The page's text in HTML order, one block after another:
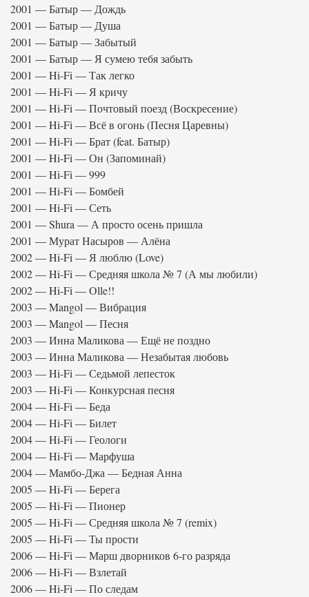
2001 — Батыр — Дождь
2001 — Батыр — Душа
2001 — Батыр — Забытый
2001 — Батыр — Я сумею тебя забыть
2001 — Hi-Fi — Так легко
2001 — Hi-Fi — Я кричу
2001 — Hi-Fi — Почтовый поезд (Воскресение)
2001 — Hi-Fi — Всё в огонь (Песня Царевны)
2001 — Hi-Fi — Брат (feat. Батыр)
2001 — Hi-Fi — Он (Запоминай)
2001 — Hi-Fi — 999
2001 — Hi-Fi — Бомбей
2001 — Hi-Fi — Сеть
2001 — Shura — А просто осень пришла
2001 — Мурат Насыров — Алёна
2002 — Hi-Fi — Я люблю (Love)
2002 — Hi-Fi — Средняя школа № 7 (А мы любили)
2002 — Hi-Fi — Olle!!
2003 — Mangol — Вибрация
2003 — Mangol — Песня
2003 — Инна Маликова — Ещё не поздно
2003 — Инна Маликова — Незабытая любовь
2003 — Hi-Fi — Седьмой лепесток
2003 — Hi-Fi — Конкурсная песня
2004 — Hi-Fi — Беда
2004 — Hi-Fi — Билет
2004 — Hi-Fi — Геологи
2004 — Hi-Fi — Марфуша
2004 — Мамбо-Джа — Бедная Анна
2005 — Hi-Fi — Берега
2005 — Hi-Fi — Пионер
2005 — Hi-Fi — Средняя школа № 7 (remix)
2005 — Hi-Fi — Ты прости
2006 — Hi-Fi — Марш дворников 6-го разряда
2006 — Hi-Fi — Взлетай
2006 — Hi-Fi — По следам